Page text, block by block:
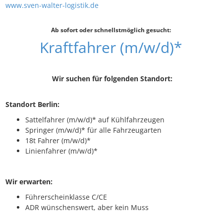
www.sven-walter-logistik.de
Ab sofort oder schnellstmöglich gesucht:
Kraftfahrer (m/w/d)*
Wir suchen für folgenden Standort:
Standort Berlin:
Sattelfahrer (m/w/d)* auf Kühlfahrzeugen
Springer (m/w/d)* für alle Fahrzeugarten
18t Fahrer (m/w/d)*
Linienfahrer (m/w/d)*
Wir erwarten:
Führerscheinklasse C/CE
ADR wünschenswert, aber kein Muss